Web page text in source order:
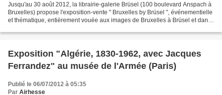
Jusqu'au 30 août 2012, la librairie-galerie Brüsel (100 boulevard Anspach à
Bruxelles) propose l'exposition-vente " Bruxelles by Brüsel ", événementielle
et thématique, entièrement vouée aux images de Bruxelles à Brüsel et dans
Exposition "Algérie, 1830-1962, avec Jacques
Ferrandez" au musée de l'Armée (Paris)
Publié le 06/07/2012 à 05:35
Par Airhesse